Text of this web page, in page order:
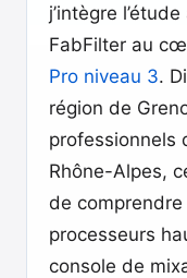
j’intègre
FabFilter au
Pro niveau 3.
région de
professionnels
Rhône-Alpes,
de comprendre
processeurs
console de